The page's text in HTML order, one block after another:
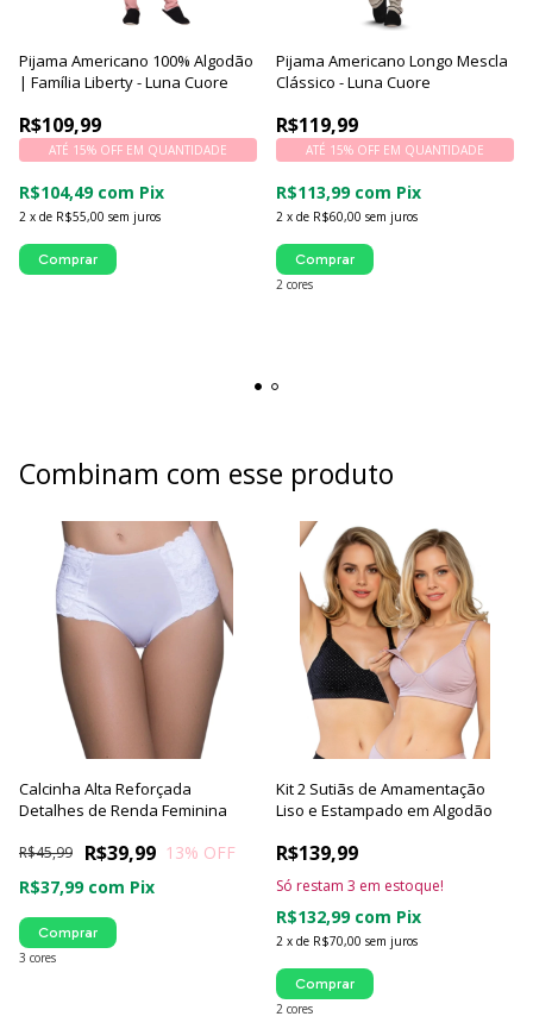
Pijama Americano 100% Algodão
| Família Liberty - Luna Cuore
R$109,99
2 x de R$55,00 sem juros
ATÉ 15% OFF EM QUANTIDADE
R$104,49 com Pix
Comprar
Pijama Americano Longo Mescla
Clássico - Luna Cuore
R$119,99
2 x de R$60,00 sem juros
ATÉ 15% OFF EM QUANTIDADE
R$113,99 com Pix
2 cores
Comprar
Combinam com esse produto
Calcinha Alta Reforçada
Detalhes de Renda Feminina
R$39,99
R$45,99 13% OFF
R$37,99 com Pix
3 cores
Comprar
Kit 2 Sutiãs de Amamentação
Liso e Estampado em Algodão
R$139,99
2 x de R$70,00 sem juros
R$132,99 com Pix
Só restam 3 em estoque!
2 cores
Comprar